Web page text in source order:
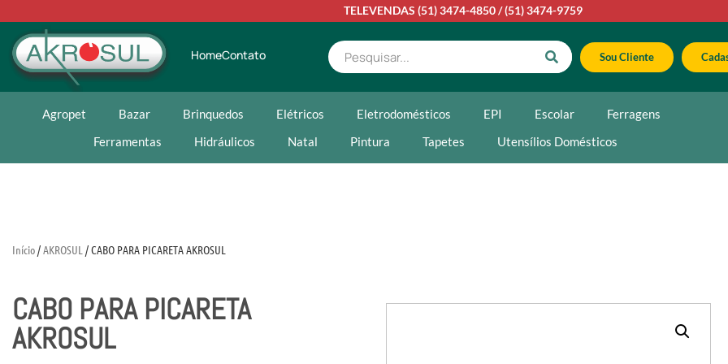
TELEVENDAS (51) 3474-4850/(51) 3474-9759
HomeContato Sou Cliente
Agropet Bazar Brinquedos Elétricos Eletrodomésticos EPI Escolar
Ferragens
Ferramentas
Hidráulicos Natal Pintura Tapetes Utensílios Domésticos
Início/AKROSUL / CABO PARA PICARETA AKROSUL
CABO PARA PICARETA
AKROSUL